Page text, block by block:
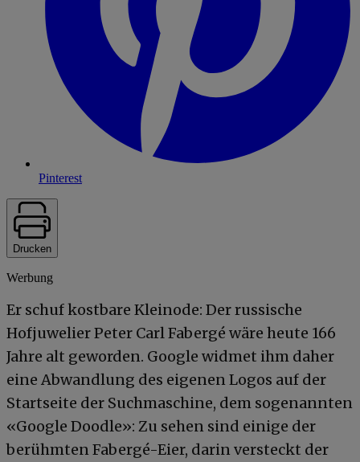
Pinterest
Drucken
Werbung
Er schuf kostbare Kleinode: Der russische
Hofjuwelier Peter Carl Fabergé wäre heute 166
Jahre alt geworden. Google widmet ihm daher
eine Abwandlung des eigenen Logos auf der
Startseite der Suchmaschine, dem sogenannten
«Google Doodle»: Zu sehen sind einige der
berühmten Fabergé-Eier, darin versteckt der